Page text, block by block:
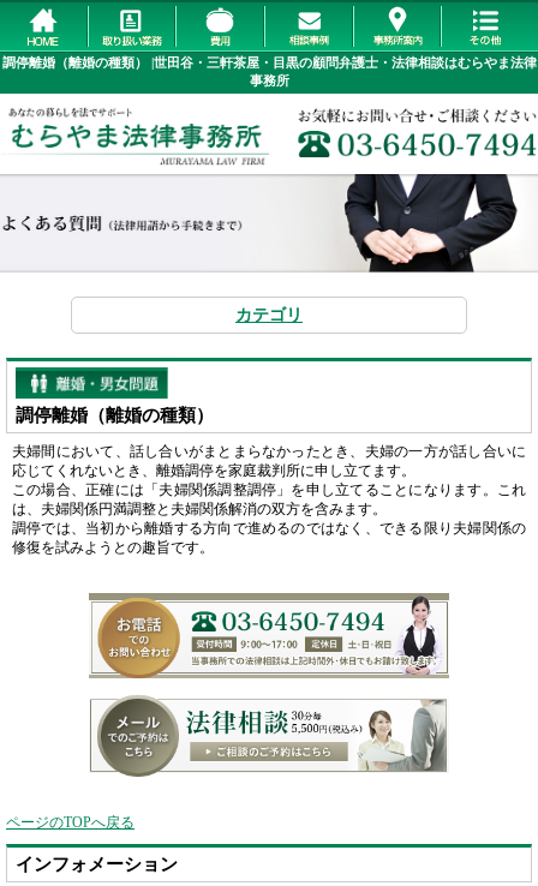
調停離婚（離婚の種類） |世田谷・三軒茶屋・目黒の顧問弁護士・法律相談はむらやま法律
事務所
カテゴリ
調停離婚（離婚の種類）
夫婦間において、話し合いがまとまらなかったとき、夫婦の一方が話し合いに
応じてくれないとき、離婚調停を家庭裁判所に申し立てます。
この場合、正確には「夫婦関係調整調停」を申し立てることになります。これ
は、夫婦関係円満調整と夫婦関係解消の双方を含みます。
調停では、当初から離婚する方向で進めるのではなく、できる限り夫婦関係の
修復を試みようとの趣旨です。
ページのTOPへ戻る
インフォメーション